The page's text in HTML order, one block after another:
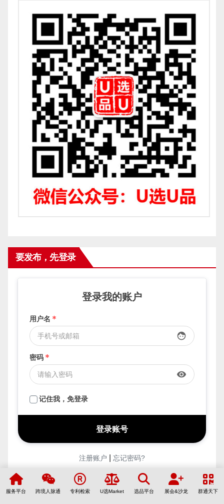
要发布，先登录
登录我的账户
用户名 *
face
密码 *
visibility
记住我，免登录
注册账户 忘记密码?
服务平台 跨境人脉通 专利检索 U选Market 选品平台 展会&沙龙 群通天下